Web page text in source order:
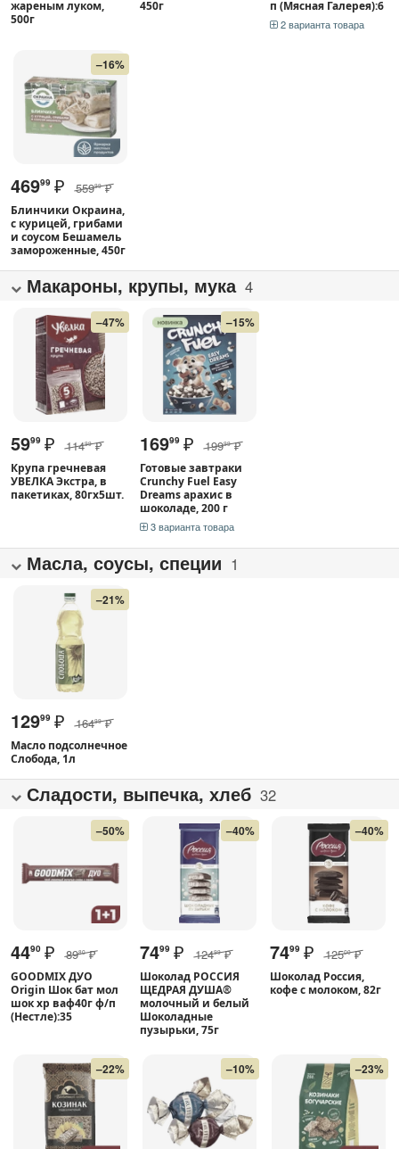
жареным луком,
500г
450г п (Мясная Галерея):6
2 варианта товара
–16%
46999 ₽ 55999 ₽
Блинчики Окраина,
с курицей, грибами
и соусом Бешамель
замороженные, 450г
Макароны, крупы, мука 4
–47%
5999 ₽ 11499 ₽
Крупа гречневая
УВЕЛКА Экстра, в
пакетиках, 80гx5шт.
–15%
16999 ₽ 19999 ₽
Готовые завтраки
Crunchy Fuel Easy
Dreams арахис в
шоколаде, 200 г
3 варианта товара
Масла, соусы, специи 1
–21%
12999 ₽ 16499 ₽
Масло подсолнечное
Слобода, 1л
Сладости, выпечка, хлеб 32
–50%
4490 ₽ 8980 ₽
GOODMIX ДУО
Origin Шок бат мол
шок хр ваф40г ф/п
(Нестле):35
–40%
7499 ₽ 12499 ₽
Шоколад РОССИЯ
ЩЕДРАЯ ДУША®
молочный и белый
Шоколадные
пузырьки, 75г
–40%
7499 ₽ 12500 ₽
Шоколад Россия,
кофе с молоком, 82г
–22% –10% –23%